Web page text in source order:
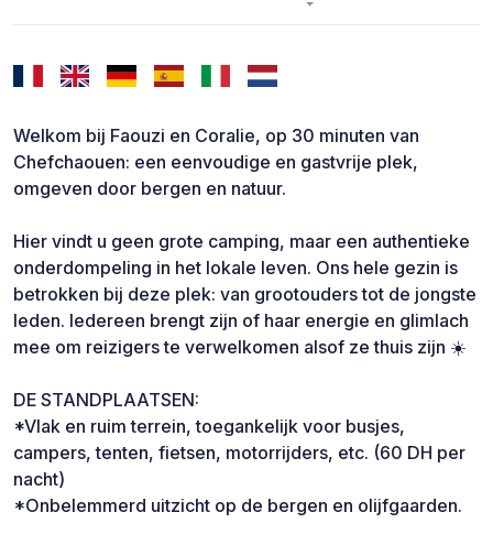
Welkom bij Faouzi en Coralie, op 30 minuten van
Chefchaouen: een eenvoudige en gastvrije plek,
omgeven door bergen en natuur.
Hier vindt u geen grote camping, maar een authentieke
onderdompeling in het lokale leven. Ons hele gezin is
betrokken bij deze plek: van grootouders tot de jongste
leden. Iedereen brengt zijn of haar energie en glimlach
mee om reizigers te verwelkomen alsof ze thuis zijn ☀️
DE STANDPLAATSEN:
*Vlak en ruim terrein, toegankelijk voor busjes,
campers, tenten, fietsen, motorrijders, etc. (60 DH per
nacht)
*Onbelemmerd uitzicht op de bergen en olijfgaarden.